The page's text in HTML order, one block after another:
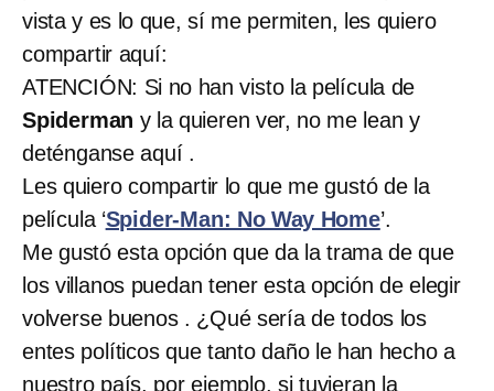
vista y es lo que, sí me permiten, les quiero
compartir aquí:
ATENCIÓN: Si no han visto la película de
Spiderman y la quieren ver, no me lean y
deténganse aquí .
Les quiero compartir lo que me gustó de la
película ‘Spider-Man: No Way Home’.
Me gustó esta opción que da la trama de que
los villanos puedan tener esta opción de elegir
volverse buenos . ¿Qué sería de todos los
entes políticos que tanto daño le han hecho a
nuestro país, por ejemplo, si tuvieran la